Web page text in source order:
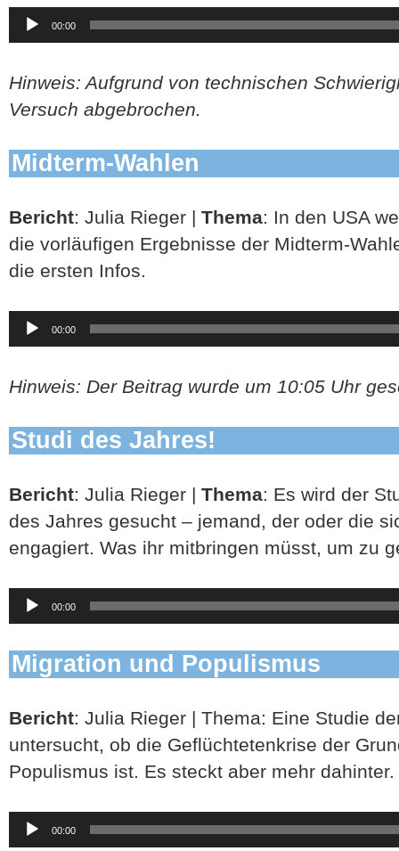
Audio-
Player
00:00
Hinweis: Aufgrund von technischen
Versuch abgebrochen.
Midterm-Wahlen
Bericht: Julia Rieger | Thema: In den USA
die vorläufigen Ergebnisse der Midterm-
die ersten Infos.
Audio-
Player
00:00
Hinweis: Der Beitrag wurde um 10:05 Uhr
Studi des Jahres!
Bericht: Julia Rieger | Thema: Es wird der
des Jahres gesucht – jemand, der oder die
engagiert. Was ihr mitbringen müsst, um zu
Audio-
Player
00:00
Migration und Populismus
Bericht: Julia Rieger | Thema: Eine Studie
untersucht, ob die Geflüchtetenkrise der
Populismus ist. Es steckt aber mehr dahinter.
Audio-
Player
00:00